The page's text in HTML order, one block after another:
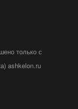
только с
ashkelon.ru